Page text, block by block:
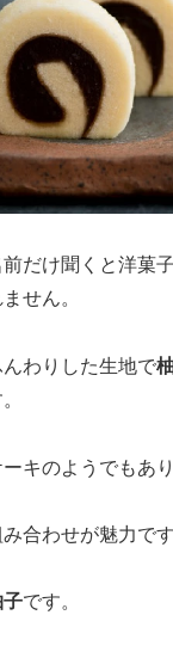
だけ聞くと洋菓
せん。
わりした生地で
キのようでもあ
合わせが魅力です
子です。